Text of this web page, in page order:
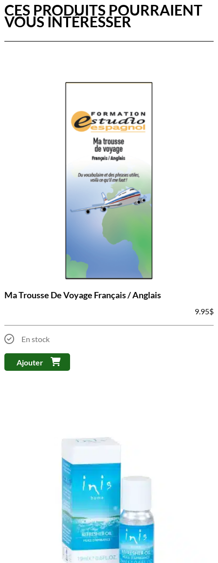
CES PRODUITS POURRAIENT
VOUS INTÉRESSER
Ma Trousse De Voyage Français / Anglais
9.95$
En stock
Ajouter